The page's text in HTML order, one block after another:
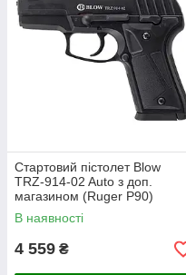
Стартовий пістолет Blow
TRZ-914-02 Auto з доп.
магазином (Ruger P90)
В наявності
4 559 ₴